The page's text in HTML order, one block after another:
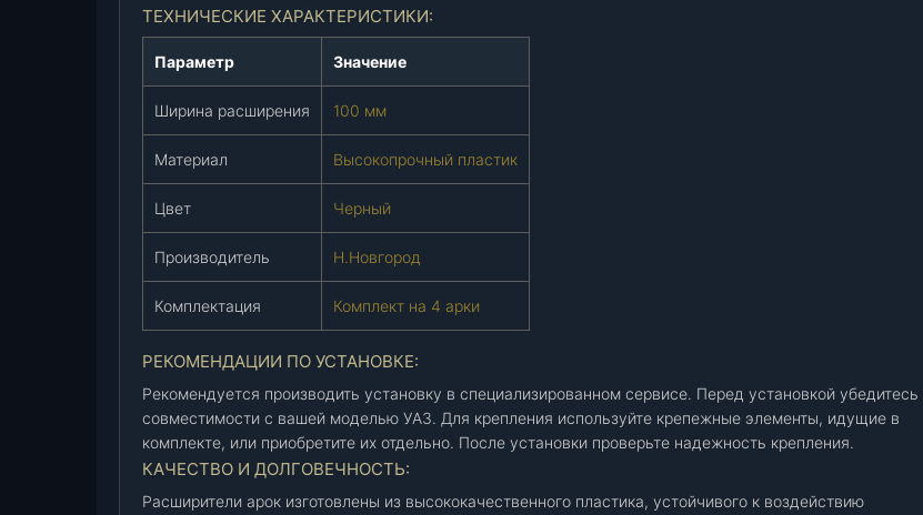
к
1
0
м
(
.
Н
о
в
г
о
ТЕХНИЧЕСКИЕ ХАРАКТЕРИСТИКИ:
Параметр Значение
Ширина расширения 100 мм
Материал Высокопрочный пластик
Цвет Черный
Производитель Н.Новгород
Комплектация Комплект на 4 арки
РЕКОМЕНДАЦИИ ПО УСТАНОВКЕ:
Рекомендуется производить установку в специализированном сервисе. Перед установкой убедитесь
совместимости с вашей моделью УАЗ. Для крепления используйте крепежные элементы, идущие в
комплекте, или приобретите их отдельно. После установки проверьте надежность крепления.
КАЧЕСТВО И ДОЛГОВЕЧНОСТЬ:
Расширители арок изготовлены из высококачественного пластика, устойчивого к воздействию